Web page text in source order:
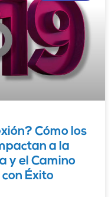
Cómo los
a la
y el Camino
Éxito